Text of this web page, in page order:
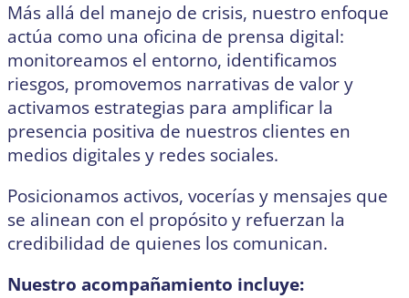
Más allá del manejo de crisis, nuestro enfoque
actúa como una oficina de prensa digital:
monitoreamos el entorno, identificamos
riesgos, promovemos narrativas de valor y
activamos estrategias para amplificar la
presencia positiva de nuestros clientes en
medios digitales y redes sociales.
Posicionamos activos, vocerías y mensajes que
se alinean con el propósito y refuerzan la
credibilidad de quienes los comunican.
Nuestro acompañamiento incluye: